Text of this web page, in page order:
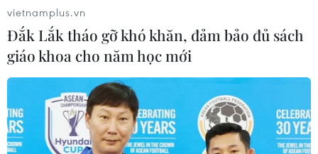
#Đình công
#Ngũ cốc xuất khẩu
Theo dõi VietnamPlus
vietnamplus.vn
Đắk Lắk tháo gỡ khó khăn, đảm bảo đủ sách
giáo khoa cho năm học mới